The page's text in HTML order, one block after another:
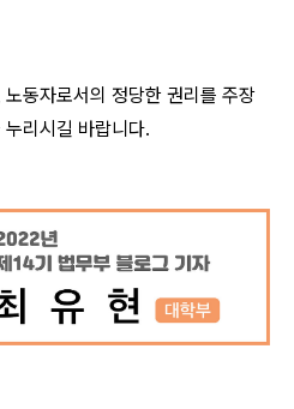
동자로서의 정당한 권리를 주장
리시길 바랍니다.